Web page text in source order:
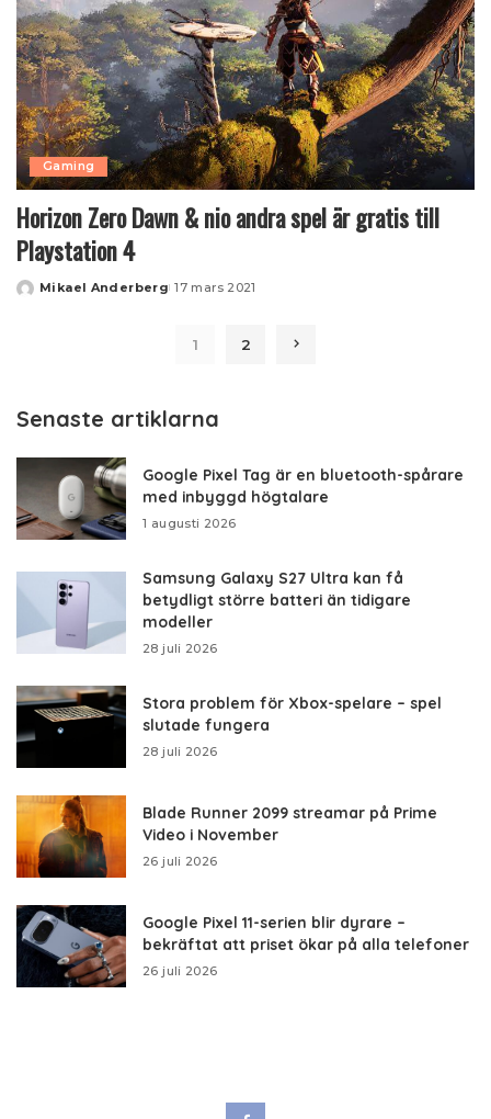
Gaming
Horizon Zero Dawn & nio andra spel är gratis till
Playstation 4
Posted
Mikael Anderberg 17 mars 2021
1 2
Senaste artiklarna
Google Pixel Tag är en bluetooth-spårare
med inbyggd högtalare
1 augusti 2026
Samsung Galaxy S27 Ultra kan få
betydligt större batteri än tidigare
modeller
28 juli 2026
Stora problem för Xbox-spelare – spel
slutade fungera
28 juli 2026
Blade Runner 2099 streamar på Prime
Video i November
26 juli 2026
Google Pixel 11-serien blir dyrare –
bekräftat att priset ökar på alla telefoner
26 juli 2026